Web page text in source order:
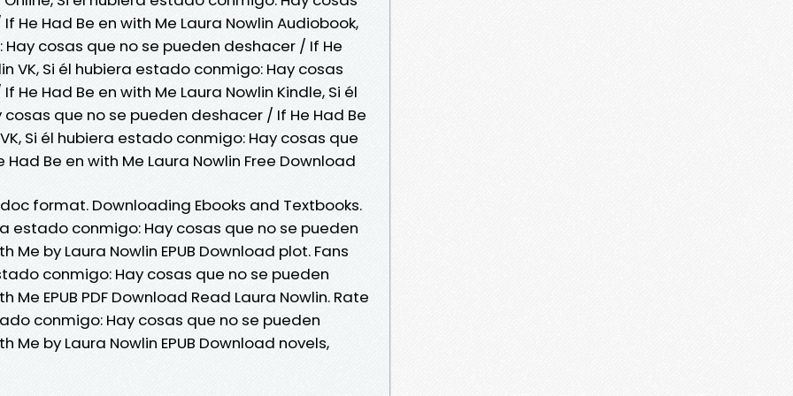
He Had Be en with Me Laura Nowlin Audiobook,
cosas que no se pueden deshacer / If He
VK, Si él hubiera estado conmigo: Hay cosas
Had Be en with Me Laura Nowlin Kindle, Si él
que no se pueden deshacer / If He Had Be
Si él hubiera estado conmigo: Hay cosas que
Be en with Me Laura Nowlin Free Download
format. Downloading Ebooks and Textbooks.
estado conmigo: Hay cosas que no se pueden
Me by Laura Nowlin EPUB Download plot. Fans
conmigo: Hay cosas que no se pueden
EPUB PDF Download Read Laura Nowlin. Rate
conmigo: Hay cosas que no se pueden
Me by Laura Nowlin EPUB Download novels,